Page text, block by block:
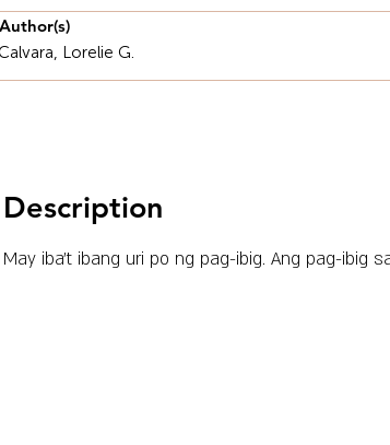
Author(s)
Calvara, Lorelie G.
Description
May iba’t ibang uri po ng pag-ibig. Ang pag-ibig